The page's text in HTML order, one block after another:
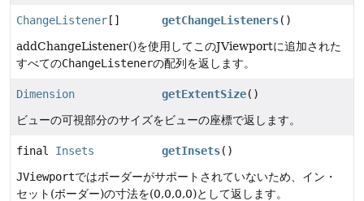
ChangeListener [] getChangeListeners()
addChangeListener()を使用してこのJViewportに追加された
すべてのChangeListenerの配列を返します。
Dimension getExtentSize()
ビューの可視部分のサイズをビューの座標で返します。
final Insets getInsets()
JViewportではボーダーがサポートされていないため、イン・
セット(ボーダー)の寸法を(0,0,0,0)として返します。